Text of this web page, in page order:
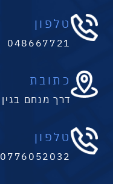
טלפון
048667721
כתובת
דרך מנחם בגין 7, רמת גן
טלפון
0776052032